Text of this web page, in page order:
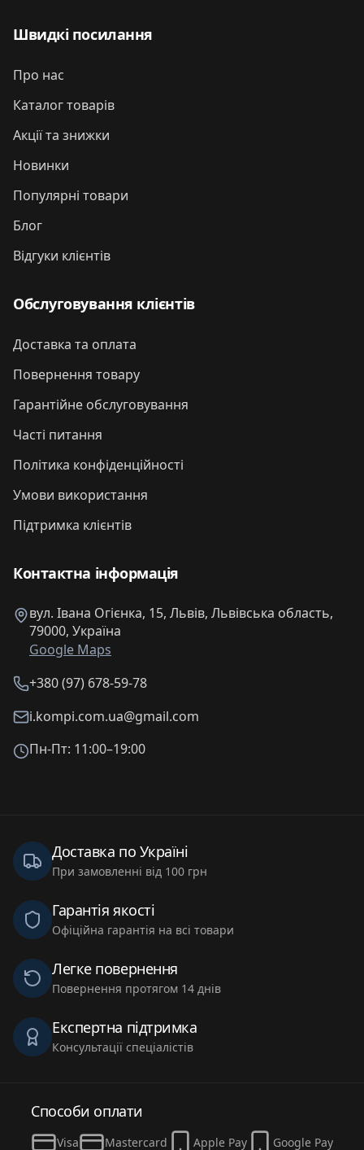
Швидкі посилання
Про нас
Каталог товарів
Акції та знижки
Новинки
Популярні товари
Блог
Відгуки клієнтів
Обслуговування клієнтів
Доставка та оплата
Повернення товару
Гарантійне обслуговування
Часті питання
Політика конфіденційності
Умови використання
Підтримка клієнтів
Контактна інформація
вул. Івана Огієнка, 15, Львів, Львівська область,
79000, Україна
Google Maps
+380 (97) 678-59-78
i.kompi.com.ua@gmail.com
Пн-Пт: 11:00–19:00
Доставка по Україні
При замовленні від 100 грн
Гарантія якості
Офіційна гарантія на всі товари
Легке повернення
Повернення протягом 14 днів
Експертна підтримка
Консультації спеціалістів
Способи оплати
Visa Mastercard Apple Pay Google Pay